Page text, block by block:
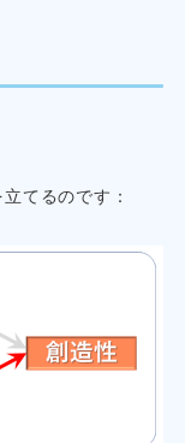
てるのです：